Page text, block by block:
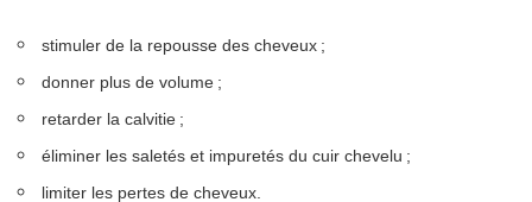
stimuler de la repousse des cheveux ;
donner plus de volume ;
retarder la calvitie ;
éliminer les saletés et impuretés du cuir chevelu ;
limiter les pertes de cheveux.